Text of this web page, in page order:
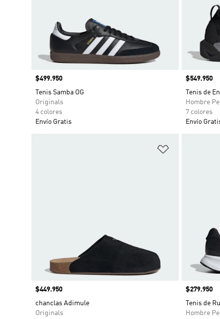
Precio
$499.950
Tenis Samba OG
Originals
4 colores
Envío Gratis
Precio
$549.950
Tenis de
Hombre
7 colores
Envío
Precio
$449.950
chanclas Adimule
Originals
Precio
$279.950
Tenis de
Hombre